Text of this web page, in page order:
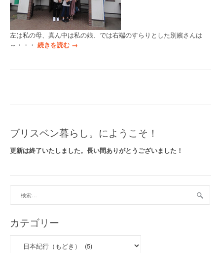
左は私の母、真ん中は私の娘、では右端のすらりとした別嬪さんは
～・・・ 続きを読む “
ナ
ツ
→
ブリスベン暮らし。にようこそ！
更新は終了いたしました。長い間ありがとうございました！
カテゴリー